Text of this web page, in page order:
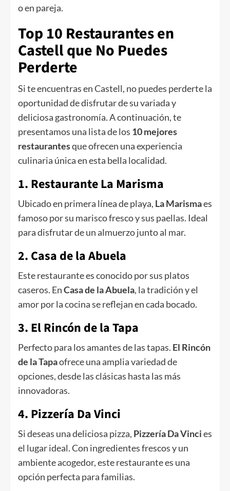
o en pareja.
Top 10 Restaurantes en
Castell que No Puedes
Perderte
Si te encuentras en Castell, no puedes perderte la
oportunidad de disfrutar de su variada y
deliciosa gastronomía. A continuación, te
presentamos una lista de los 10 mejores
restaurantesque ofrecen una experiencia
culinaria única en esta bella localidad.
1. Restaurante La Marisma
Ubicado en primera línea de playa, La Marismaes
famoso por su marisco fresco y sus paellas. Ideal
para disfrutar de un almuerzo junto al mar.
2. Casa de la Abuela
Este restaurante es conocido por sus platos
caseros. EnCasa de la Abuela, la tradición y el
amor por la cocina se reflejan en cada bocado.
3. El Rincón de la Tapa
Perfecto para los amantes de las tapas. El Rincón
de la Tapaofrece una amplia variedad de
opciones, desde las clásicas hasta las más
innovadoras.
4. Pizzería Da Vinci
Si deseas una deliciosa pizza, Pizzería Da Vincies
el lugar ideal. Con ingredientes frescos y un
ambiente acogedor, este restaurante es una
opción perfecta para familias.